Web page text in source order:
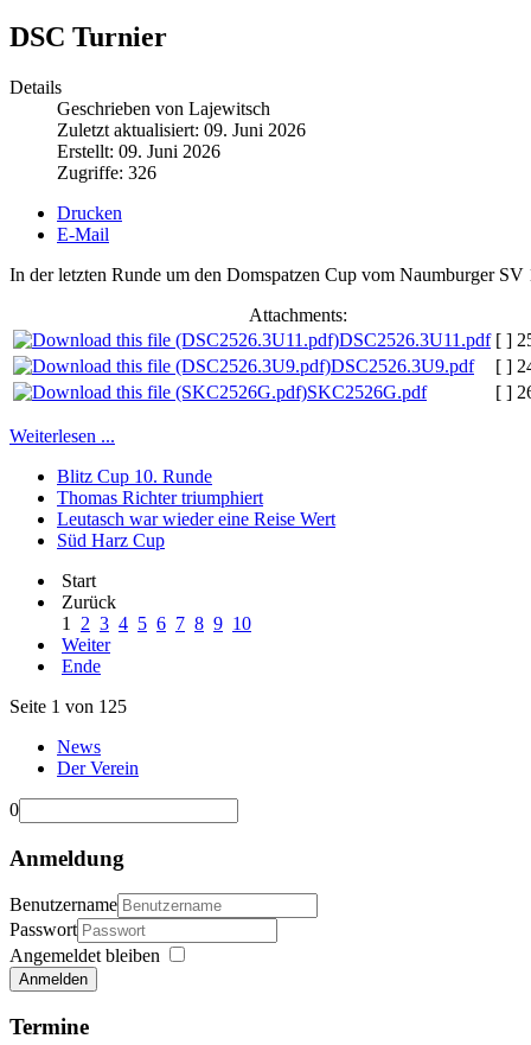
DSC Turnier
Details
Geschrieben von Lajewitsch
Zuletzt aktualisiert: 09. Juni 2026
Erstellt: 09. Juni 2026
Zugriffe: 326
Drucken
E-Mail
In der letzten Runde um den Domspatzen Cup vom Naumburger
Attachments:
DSC2526.3U11.pdf [ ]
DSC2526.3U9.pdf
[ ]
SKC2526G.pdf
[ ]
Weiterlesen ...
Blitz Cup 10. Runde
Thomas Richter triumphiert
Leutasch war wieder eine Reise Wert
Süd Harz Cup
Start
Zurück
1
2 3 4 5 6 7 8 9 10
Weiter
Ende
Seite 1 von 125
News
Der Verein
0
Anmeldung
Benutzername
Passwort
Angemeldet bleiben
Anmelden
Termine